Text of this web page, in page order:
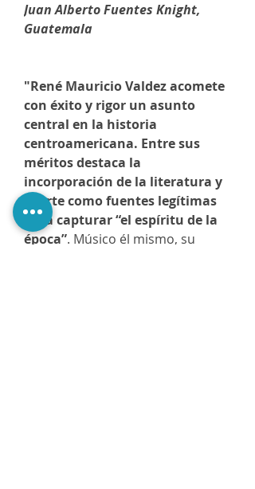
Juan Alberto Fuentes Knight,
Guatemala
"René Mauricio Valdez acomete
con éxito y rigor un asunto
central en la historia
centroamericana. Entre sus
méritos destaca la
incorporación de la literatura y
el arte como fuentes legítimas
para capturar “el espíritu de la
época”. Músico él mismo, su